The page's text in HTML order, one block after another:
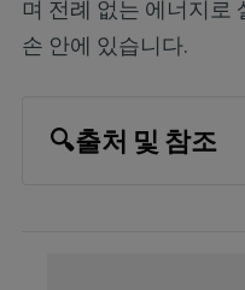
며 전례 없는 에너지로
손 안에 있습니다.
🔍출처 및 참조